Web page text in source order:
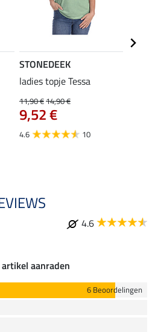
STONEDEEK
ladies topje Tessa
11,90 €14,90 €
9,52 €
4.6 10
4.6
aanraden
6 Beoordelingen